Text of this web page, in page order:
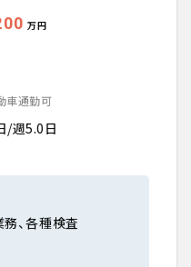
万円
車通勤可
/週5.0日
、各種検査